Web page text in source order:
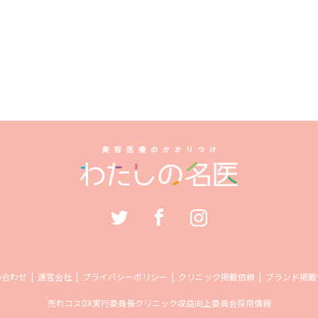
わせ 運営会社 プライバシーポリシー クリニック掲載依頼 ブランド掲
売れコスDX実行委員長クリニック収益向上委員会採用情報